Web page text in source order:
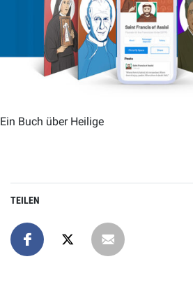
Ein Buch über Heilige
TEILEN